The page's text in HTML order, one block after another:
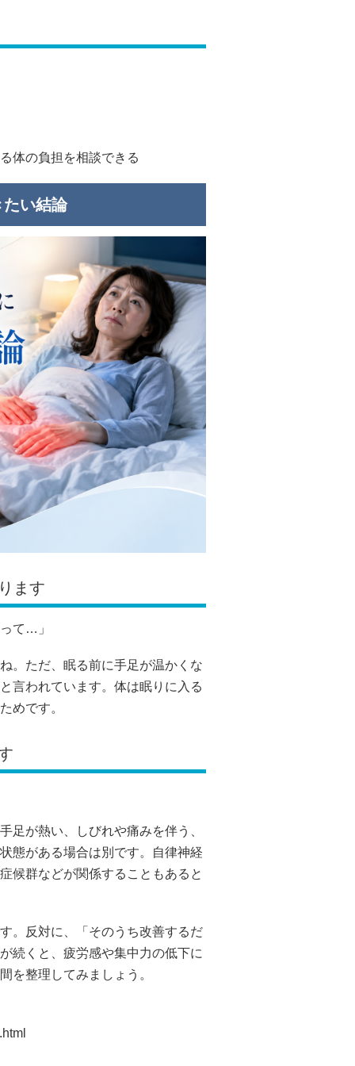
体の負担を相談できる
い結論
ます
て…」
。ただ、眠る前に手足が温かくな
言われています。体は眠りに入る
めです。
足が熱い、しびれや痛みを伴う、
態がある場合は別です。自律神経
候群などが関係することもあると
。反対に、「そのうち改善するだ
続くと、疲労感や集中力の低下に
を整理してみましょう。